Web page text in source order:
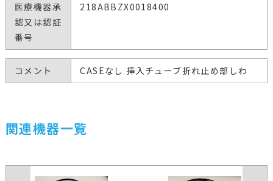
医療機器承
認又は認証
番号
218ABBZX0018400
コメント CASEなし 挿入チューブ折れ止め部しわ
関連機器一覧